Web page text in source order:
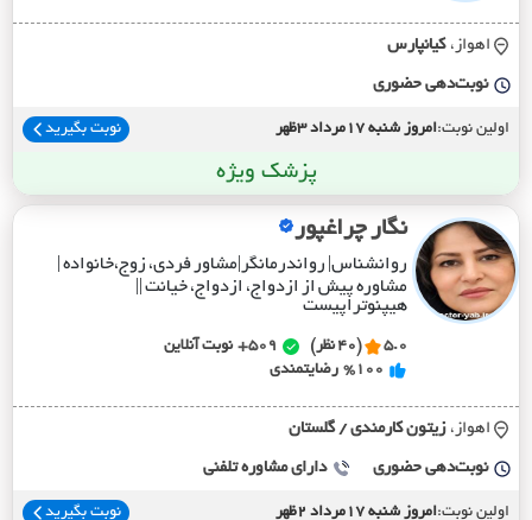
اهواز، کيانپارس
نوبت‌دهی حضوری
اولین نوبت:امروز شنبه 17مرداد 3ظهر نوبت بگیرید
پزشک ویژه
نگار چراغپور
روانشناس| رواندرمانگر|مشاور فردی، زوج،خانواده |
مشاوره پیش از ازدواج، ازدواج، خیانت ||
هیپنوتراپیست
5.0 (40 نظر) 509+
نوبت آنلاین
%100 رضایتمندی
اهواز، زيتون کارمندي / گلستان
نوبت‌دهی حضوری دارای مشاوره تلفنی
اولین نوبت:امروز شنبه 17مرداد 2ظهر نوبت بگیرید